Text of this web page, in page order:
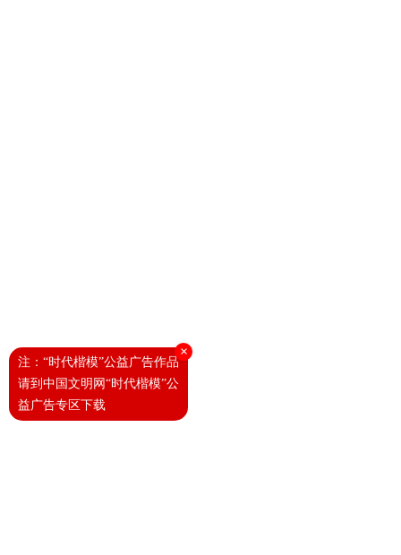
×
注：“时代楷模”公益广告作品
请到中国文明网“时代楷模”公
益广告专区下载